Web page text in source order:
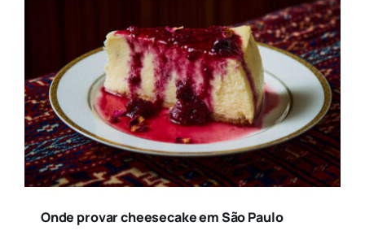
Onde provar cheesecake em São Paulo